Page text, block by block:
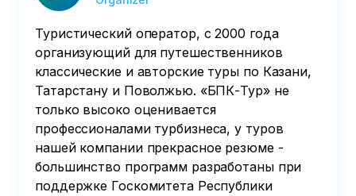
Туристический оператор, с 2000 года
организующий для путешественников
классические и авторские туры по Казани,
Татарстану и Поволжью. «БПК-Тур» не
только высоко оценивается
профессионалами турбизнеса, у туров
нашей компании прекрасное резюме -
большинство программ разработаны при
поддержке Госкомитета Республики